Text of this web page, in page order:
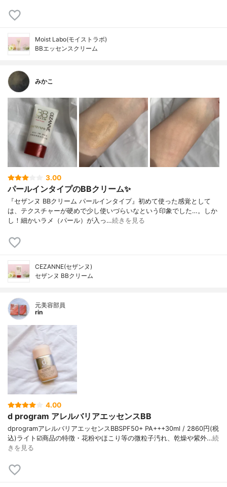
Moist Labo(モイストラボ)
BBエッセンスクリーム
みかこ
3.00
パールインタイプのBBクリーム✨
『セザンヌ BBクリーム パールインタイプ』初めて使った感覚として
は、テクスチャーが硬めで少し使いづらいなという印象でした…。しか
し！細かいラメ（パール）が入っ…続きを見る
CEZANNE(セザンヌ)
セザンヌ BBクリーム
元美容部員
rin
4.00
d program アレルバリアエッセンスBB
dprogramアレルバリアエッセンスBBSPF50+ PA+++30ml / 2860円(税
込)ライト☑️商品の特徴・花粉やほこり等の微粒子汚れ、乾燥や紫外…続
きを見る